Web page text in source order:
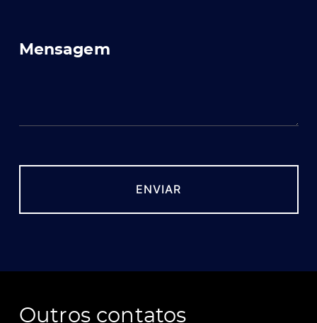
Mensagem
Outros contatos